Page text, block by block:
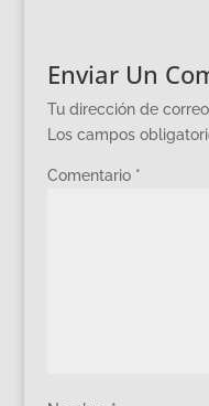
Enviar Un
Tu dirección de
Los campos
Comentario *